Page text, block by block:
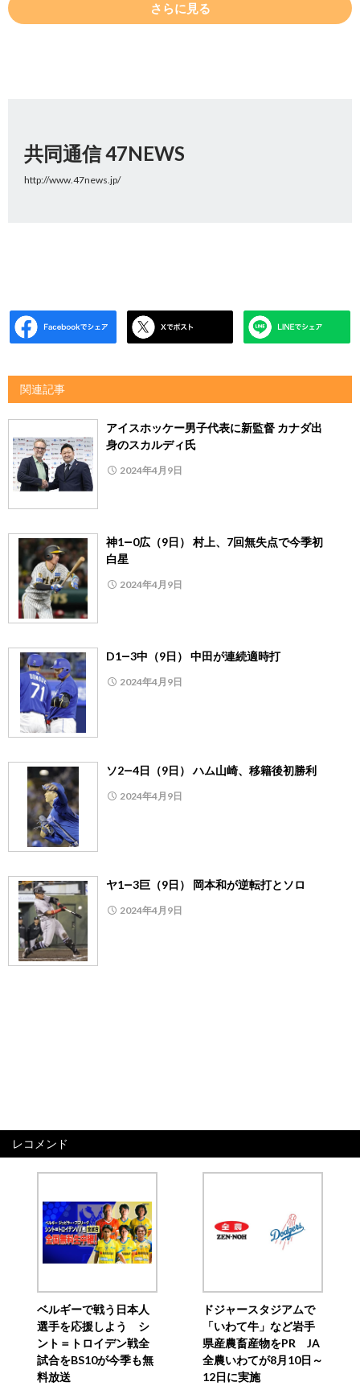
さらに見る
共同通信 47NEWS
http://www.47news.jp/
関連記事
アイスホッケー男子代表に新監督 カナダ出
身のスカルディ氏
2024年4月9日
神1―0広（9日） 村上、7回無失点で今季初
白星
2024年4月9日
D1―3中（9日） 中田が連続適時打
2024年4月9日
ソ2―4日（9日） ハム山崎、移籍後初勝利
2024年4月9日
ヤ1―3巨（9日） 岡本和が逆転打とソロ
2024年4月9日
レコメンド
ベルギーで戦う日本人
選手を応援しよう シ
ント＝トロイデン戦全
試合をBS10が今季も無
料放送
ドジャースタジアムで
「いわて牛」など岩手
県産農畜産物をPR JA
全農いわてが8月10日～
12日に実施